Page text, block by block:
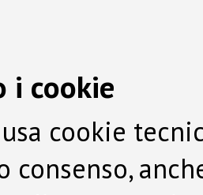
i cookie
cookie
consenso,